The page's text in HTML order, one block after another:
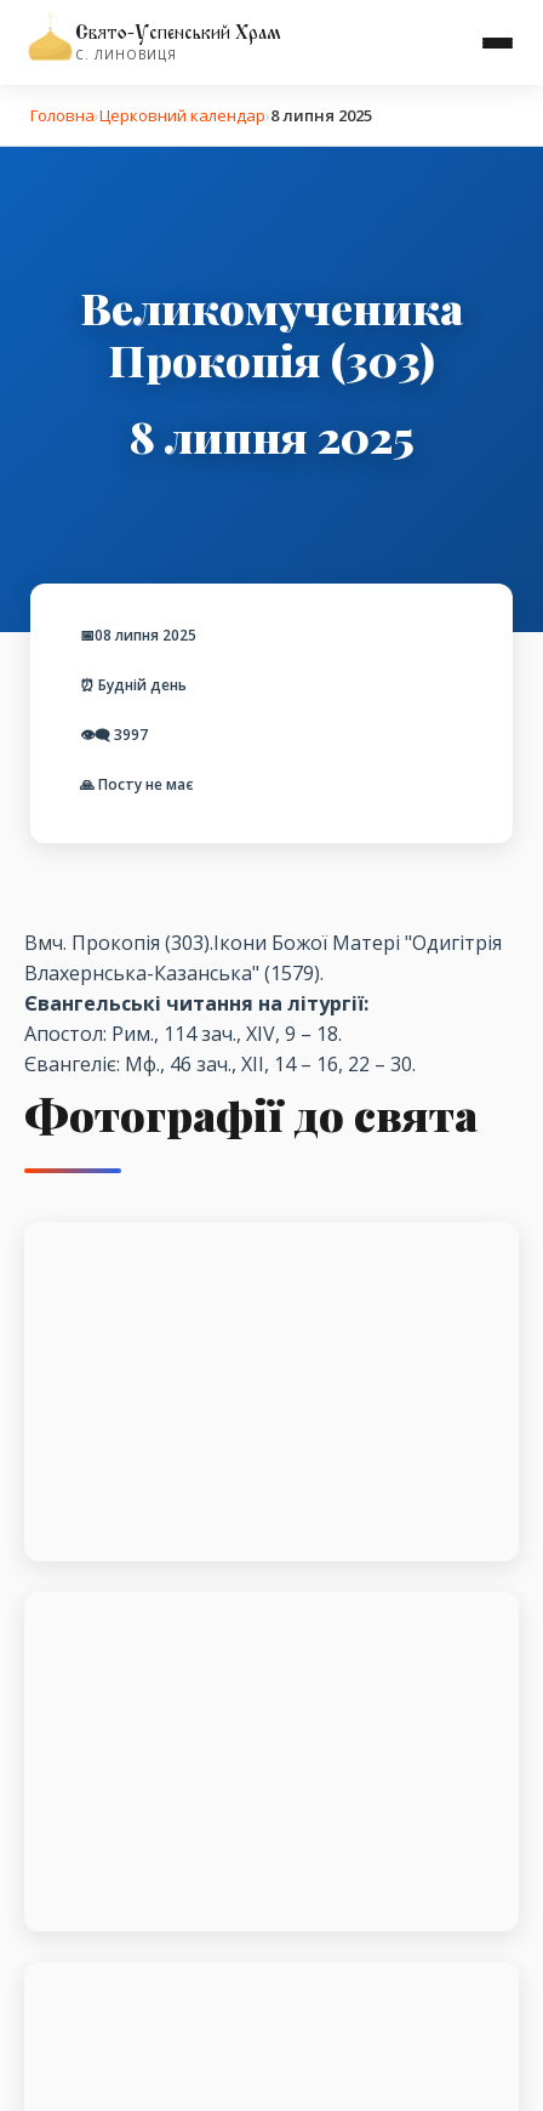
Свято-Успенський Храм
С. ЛИНОВИЦЯ
Головна›Церковний календар›8 липня 2025
Великомученика
Прокопія (303)
8 липня 2025
📅08 липня 2025
⏰ Будній день
👁️‍🗨️3997
🙏 Посту не має
Вмч. Прокопія (303).Ікони Божої Матері "Одигітрія
Влахернська-Казанська" (1579).
Євангельські читання на літургії:
Апостол: Рим., 114 зач., XIV, 9 – 18.
Євангеліє: Мф., 46 зач., XII, 14 – 16, 22 – 30.
Фотографії до свята